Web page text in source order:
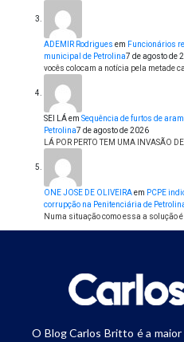
ADEMIR Rodrigues em Funcionários
municipal de Petrolina7 de agosto de
vocês colocam a notícia pela metade
SEI LÁem Sequência de furtos de
Petrolina7 de agosto de 2026
LÁ POR PERTO TEM UMA INVASÃO DE
ONE JOSE DE OLIVEIRAem PCPE
corrupção na Penitenciária de
Numa situação como essa a solução
O Blog Carlos Britto é a